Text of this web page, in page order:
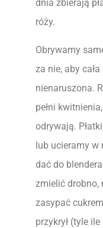
dnia zbierają
róży.
Obrywamy
za nie, aby
nienaruszona.
pełni
odrywają.
lub ucieramy w
dać do
zmielić drobno,
zasypać
przykrył (tyle